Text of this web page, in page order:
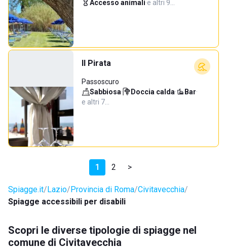
Accesso animali·e altri 9…
Il Pirata
Passoscuro
Sabbiosa· Doccia calda· Bar·
e altri 7…
1 2 >
Spiagge.it Lazio Provincia di Roma Civitavecchia
Spiagge accessibili per disabili
Scopri le diverse tipologie di spiagge nel
comune di Civitavecchia